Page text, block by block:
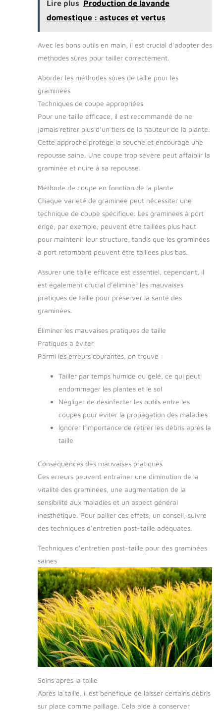
pièces comprend un sac
sécateur, une truelle de
main, un râteau à main,
pulvérisateur et des gants
sont fabriquées à partir de
matériaux sûrs, non
toxiques et inoffensifs.
en bois antidérapantes, bien conçues et adaptées à
enfants ou les personnes âgées, ces outils de jardinage
l'achat d'un grand ensemble d'outils de jardinage est le
stockage, mais pour cette considération, les outils de
jardinage Grenebo pour le jardinage sont livrés avec un
style vintage, ajoute une beauté supplémentaire à
manche d'outil pour les suspendre pendant la saison
significatifs : Le sac fourre-tout a été fabriqué en
coton spécial et polyester, durable et facile à
transporter, ce qui est le meilleur choix pour les
femmes, les voisins et tous les amateurs de jardinage
cadeau idéal pour les femmes et les jardiniers).
Lire plus Production de lavande
domestique : astuces et vertus
Avec les bons outils en main, il est crucial d’adopter des
méthodes sûres pour tailler correctement.
Aborder les méthodes sûres de taille pour les
graminées
Techniques de coupe appropriées
Pour une taille efficace, il est recommandé de ne
jamais retirer plus d’un tiers de la hauteur de la plante.
Cette approche protège la souche et encourage une
repousse saine. Une coupe trop sévère peut affaiblir la
graminée et nuire à sa repousse.
Méthode de coupe en fonction de la plante
Chaque variété de graminée peut nécessiter une
technique de coupe spécifique. Les graminées à port
érigé, par exemple, peuvent être taillées plus haut
pour maintenir leur structure, tandis que les graminées
à port retombant peuvent être taillées plus bas.
Assurer une taille efficace est essentiel, cependant, il
est également crucial d’éliminer les mauvaises
pratiques de taille pour préserver la santé des
graminées.
Éliminer les mauvaises pratiques de taille
Pratiques à éviter
Parmi les erreurs courantes, on trouve :
Tailler par temps humide ou gelé, ce qui peut
endommager les plantes et le sol
Négliger de désinfecter les outils entre les
coupes pour éviter la propagation des maladies
Ignorer l’importance de retirer les débris après la
taille
Conséquences des mauvaises pratiques
Ces erreurs peuvent entraîner une diminution de la
vitalité des graminées, une augmentation de la
sensibilité aux maladies et un aspect général
inesthétique. Pour pallier ces effets, un conseil, suivre
des techniques d’entretien post-taille adéquates.
Techniques d’entretien post-taille pour des graminées
saines
Soins après la taille
Après la taille, il est bénéfique de laisser certains débris
sur place comme paillage. Cela aide à conserver